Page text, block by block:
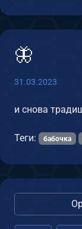
🦋
31.03.2023
и снова
Теги: бабочка